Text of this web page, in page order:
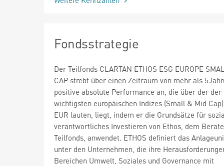
Fondsstrategie
Der Teilfonds CLARTAN ETHOS ESG EUROPE
CAP strebt über einen Zeitraum von mehr als
positive absolute Performance an, die über der der
wichtigsten europäischen Indizes (Small & Mid
EUR lauten, liegt, indem er die Grundsätze für
verantwortliches Investieren von Ethos, dem
Teilfonds, anwendet. ETHOS definiert das
unter den Unternehmen, die ihre
Bereichen Umwelt, Soziales und Governance mit